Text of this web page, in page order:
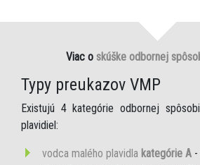
Viac o skúške odbornej
Typy preukazov VMP
Existujú 4 kategórie odbornej
plavidiel:
vodca malého plavidla kategórie A